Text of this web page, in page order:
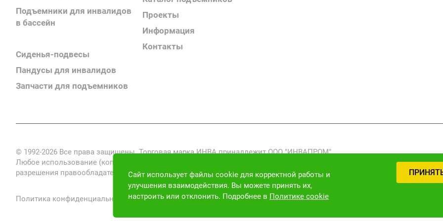
Подъемники для инвалидов
в бассейн
Сиденья-подвесы
Пандусы для инвалидов
Запчасти для подъемников
Проекты
Информация
Контакты
© 1992-2026 Все права защищены. Торговая марка ИНВА принадлежит ООО "ИНВАПРОМ".
Любое использование (копирование, воспроизведение, переработка, распространение) фото-, видео- и текстовых
разрешения правообладателя запрещено и преследуется по закону (ст. 1301 ГК РФ).
Политика конфиденциальности Версия для слабовидящих
Сайт использует файлы cookie для корректной работы и
улучшения взаимодействия. Вы можете принять их,
настроить или отклонить. Подробнее в Политике cookie